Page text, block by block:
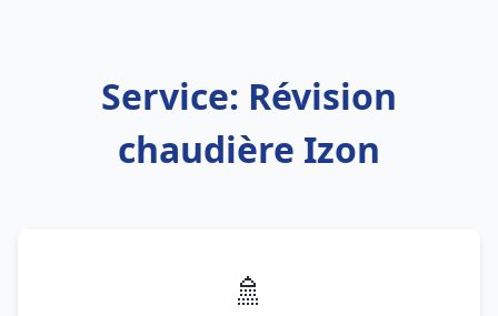
Service: Révision
chaudière Izon
🚿